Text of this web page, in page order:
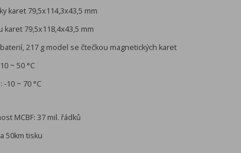
karet 79,5x114,3x43,5 mm
karet 79,5x118,4x43,5 mm
217 g model se čtečkou magnetických karet
~ 50 °C
10 ~ 70 °C
MCBF: 37 mil. řádků
50km tisku